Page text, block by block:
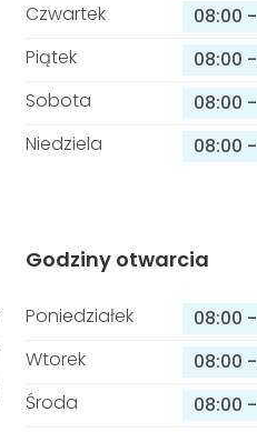
Czwartek
08:00 -
Piątek
08:00 -
Sobota
08:00 -
Niedziela
08:00 -
Godziny otwarcia
Poniedziałek 08:00 -
Wtorek
08:00 -
Środa
08:00 -